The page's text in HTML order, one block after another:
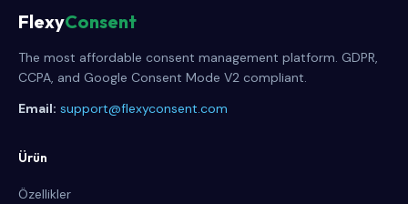
FlexyConsent
The most affordable consent management platform. GDPR,
CCPA, and Google Consent Mode V2 compliant.
Email: support@flexyconsent.com
Ürün
Özellikler